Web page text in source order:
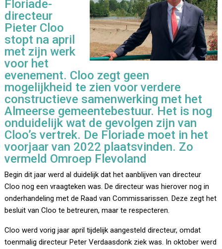
Floriade-
directeur
Pieter Cloo
stopt na april
met zijn werk
voor het
evenement. Cloo zegt geen
mogelijkheid te zien voor verdere
constructieve samenwerking met het
Almeerse gemeentebestuur. Het is nog
onduidelijk wat de gevolgen zijn van
Cloo’s vertrek. De Floriade moet in het
voorjaar van 2022 plaatsvinden. Zo
vermeld Omroep Flevoland
Begin dit jaar werd al duidelijk dat het aanblijven van directeur
Cloo nog een vraagteken was. De directeur was hierover nog in
onderhandeling met de Raad van Commissarissen. Deze zegt het
besluit van Cloo te betreuren, maar te respecteren.
Cloo werd vorig jaar april tijdelijk aangesteld directeur, omdat
toenmalig directeur Peter Verdaasdonk ziek was. In oktober werd